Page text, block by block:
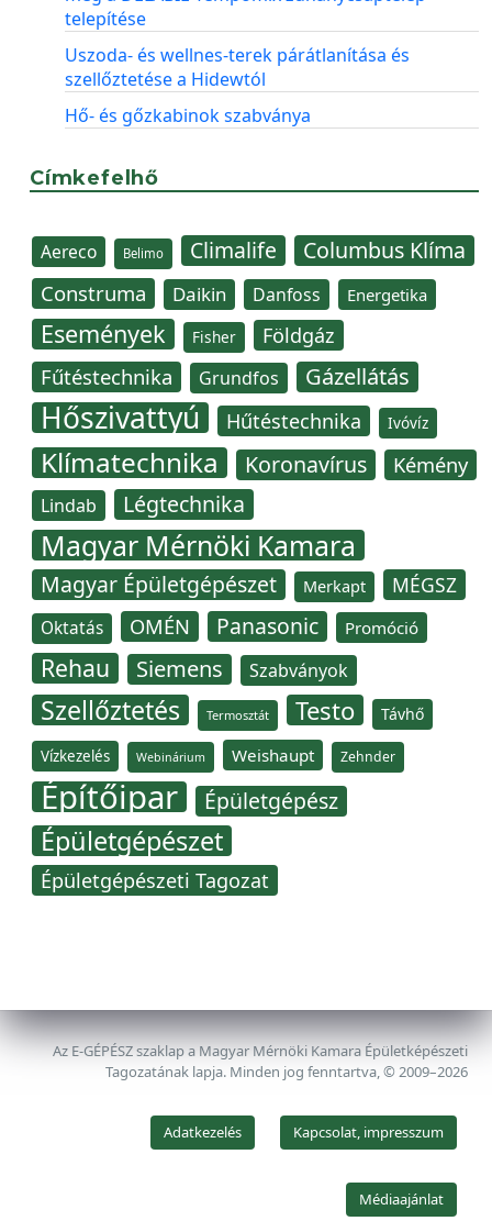
telepítése
Uszoda- és wellnes-terek párátlanítása és
szellőztetése a Hidewtól
Hő- és gőzkabinok szabványa
Címkefelhő
Aereco Belimo Climalife Columbus Klíma
Construma Daikin Danfoss Energetika
Események Fisher Földgáz
Fűtéstechnika Grundfos Gázellátás
Hőszivattyú Hűtéstechnika Ivóvíz
Klímatechnika Koronavírus Kémény
Lindab Légtechnika
Magyar Mérnöki Kamara
Magyar Épületgépészet Merkapt MÉGSZ
Oktatás OMÉN Panasonic Promóció
Rehau Siemens Szabványok
Szellőztetés Termosztát Testo Távhő
Vízkezelés Webinárium Weishaupt Zehnder
Építőipar Épületgépész
Épületgépészet
Épületgépészeti Tagozat
Az E-GÉPÉSZ szaklap a Magyar Mérnöki Kamara Épületképészeti
Tagozatának lapja. Minden jog fenntartva, © 2009–2026
Adatkezelés Kapcsolat, impresszum
Médiaajánlat